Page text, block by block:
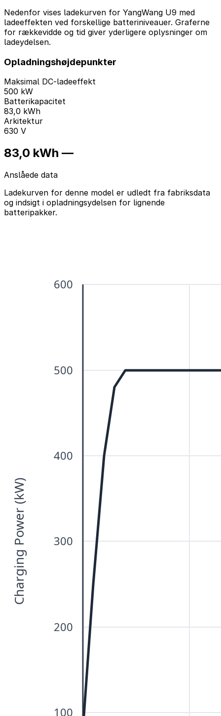
Nedenfor vises ladekurven for YangWang U9 med
ladeeffekten ved forskellige batteriniveauer. Graferne
for rækkevidde og tid giver yderligere oplysninger om
ladeydelsen.
Opladningshøjdepunkter
Maksimal DC-ladeeffekt
500 kW
Batterikapacitet
83,0 kWh
Arkitektur
630 V
83,0 kWh —
Anslåede data
Ladekurven for denne model er udledt fra fabriksdata
og indsigt i opladningsydelsen for lignende
batteripakker.